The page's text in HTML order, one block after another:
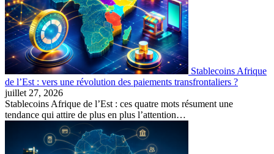
Stablecoins Afrique
de l’Est : vers une révolution des paiements transfrontaliers ?
juillet 27, 2026
Stablecoins Afrique de l’Est : ces quatre mots résument une
tendance qui attire de plus en plus l’attention…